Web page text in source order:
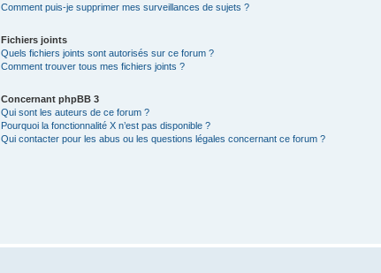
Comment puis-je supprimer mes surveillances de sujets ?
Fichiers joints
Quels fichiers joints sont autorisés sur ce forum ?
Comment trouver tous mes fichiers joints ?
Concernant phpBB 3
Qui sont les auteurs de ce forum ?
Pourquoi la fonctionnalité X n’est pas disponible ?
Qui contacter pour les abus ou les questions légales concernant ce forum ?